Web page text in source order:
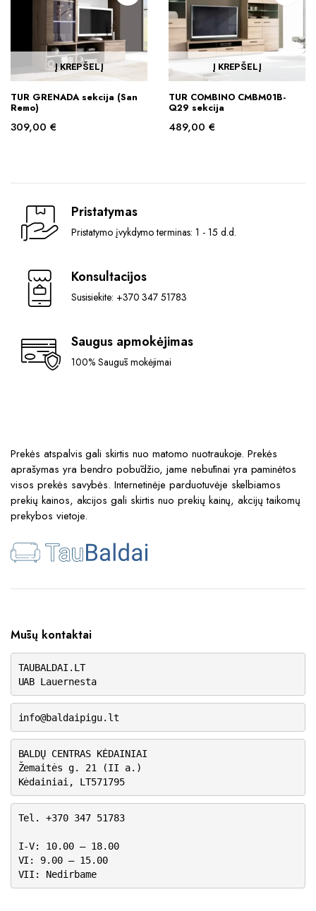
Į KREPŠELĮ
TUR GRENADA sekcija (San
Remo)
309,00 €
Į KREPŠELĮ
TUR COMBINO CMBM01B-
Q29 sekcija
489,00 €
Pristatymas
Pristatymo įvykdymo terminas: 1 - 15 d.d.
Konsultacijos
Susisiekite: +370 347 51783
Saugus apmokėjimas
100% Saugūs mokėjimai
Prekės atspalvis gali skirtis nuo matomo nuotraukoje. Prekės
aprašymas yra bendro pobūdžio, jame nebūtinai yra paminėtos
visos prekės savybės. Internetinėje parduotuvėje skelbiamos
prekių kainos, akcijos gali skirtis nuo prekių kainų, akcijų taikomų
prekybos vietoje.
Mūsų kontaktai
TAUBALDAI.LT
UAB Lauernesta
info@baldaipigu.lt
BALDŲ CENTRAS KĖDAINIAI
Žemaitės g. 21 (II a.)
Kėdainiai, LT571795
Tel. +370 347 51783
I-V: 10.00 – 18.00
VI: 9.00 – 15.00
VII: Nedirbame